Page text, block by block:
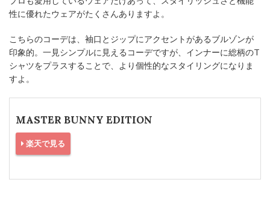
性に優れたウェアがたくさんありますよ。
こちらのコーデは、袖口とジップにアクセントがあるブルゾンが
印象的。一見シンプルに見えるコーデですが、インナーに総柄のT
シャツをプラスすることで、より個性的なスタイリングになりま
すよ。
MASTER BUNNY EDITION
楽天で見る